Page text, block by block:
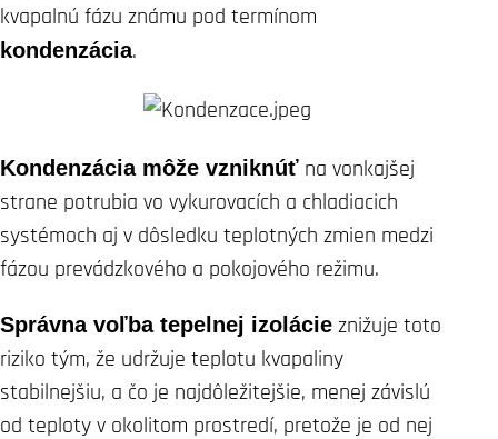
kvapalnú fázu známu pod termínom
kondenzácia.
Kondenzácia môže vzniknúť na vonkajšej
strane potrubia vo vykurovacích a chladiacich
systémoch aj v dôsledku teplotných zmien medzi
fázou prevádzkového a pokojového režimu.
Správna voľba tepelnej izolácie znižuje toto
riziko tým, že udržuje teplotu kvapaliny
stabilnejšiu, a čo je najdôležitejšie, menej závislú
od teploty v okolitom prostredí, pretože je od nej